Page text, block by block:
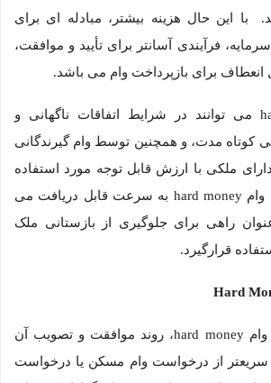
با این حال هزینه بیشتر، مبادله ای برای
فرآیندی آسانتر برای تأیید و موافقت،
انعطاف برای بازپرداخت وام می باشد.
وام های hard money می توانند در شرایط اتفاقات ناگهانی و
کوتاه مدت، و همچنین توسط وام گیرندگانی
ملکی با ارزش قابل توجه مورد استفاده
قرار گیرند. از آنجا که وام hard money به سرعت قابل دریافت می
راهی برای جلوگیری از بازستانی ملک
Hard
یکی از مزایای وام hard money، روند موافقت و تصویب آن
از درخواست وام مسکن یا درخواست